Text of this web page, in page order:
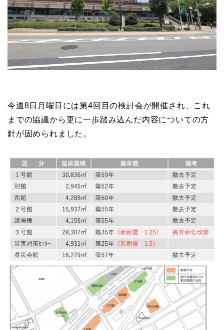
今週8日月曜日には第4回目の検討会が開催され、これ
までの協議から更に一歩踏み込んだ内容についての方
針が固められました。